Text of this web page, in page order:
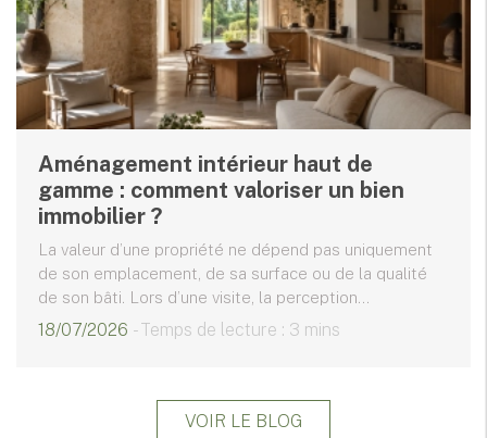
Aménagement intérieur haut de
gamme : comment valoriser un bien
immobilier ?
La valeur d’une propriété ne dépend pas uniquement
de son emplacement, de sa surface ou de la qualité
de son bâti. Lors d’une visite, la perception...
18/07/2026 - Temps de lecture : 3 mins
VOIR LE BLOG